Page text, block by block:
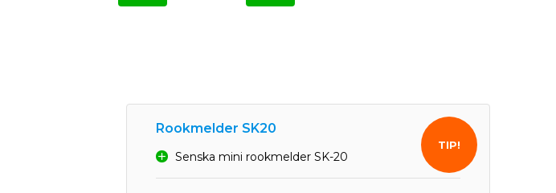
Rookmelder SK20
Senska mini rookmelder SK-20
TIP!